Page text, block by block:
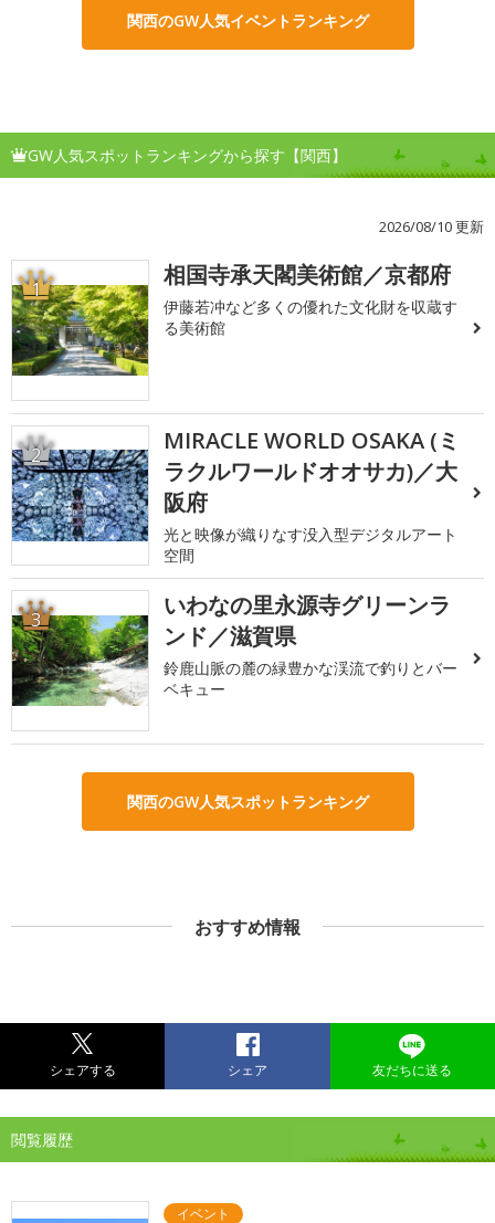
関西のGW人気イベントランキング
GW人気スポットランキングから探す【関西】
2026/08/10 更新
1 相国寺承天閣美術館／京都府
伊藤若冲など多くの優れた文化財を収蔵す
る美術館
2
MIRACLE WORLD OSAKA (ミ
ラクルワールドオオサカ)／大
阪府
光と映像が織りなす没入型デジタルアート
空間
3
いわなの里永源寺グリーンラ
ンド／滋賀県
鈴鹿山脈の麓の緑豊かな渓流で釣りとバー
ベキュー
関西のGW人気スポットランキング
おすすめ情報
シェアする シェア 友だちに送る
閲覧履歴